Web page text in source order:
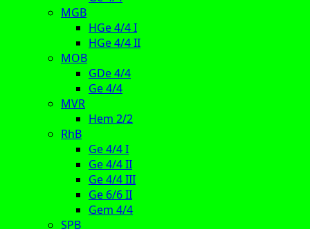
MGB
HGe 4/4 I
HGe 4/4 II
MOB
GDe 4/4
Ge 4/4
MVR
Hem 2/2
RhB
Ge 4/4 I
Ge 4/4 II
Ge 4/4 III
Ge 6/6 II
Gem 4/4
SPB